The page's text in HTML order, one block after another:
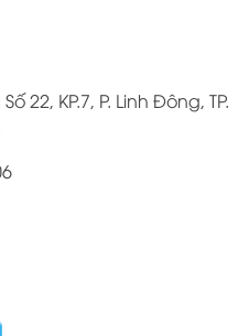
22, KP.7, P. Linh Đông, TP.